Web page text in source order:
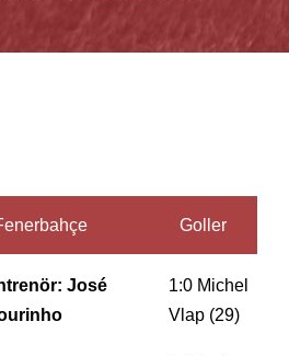
Goller
José
1:0 Michel
Vlap (29)